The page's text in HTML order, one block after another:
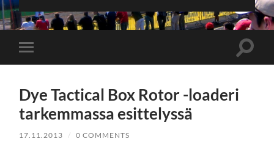
Toggle
mobile
Toggle
Dye Tactical Box Rotor -loaderi
tarkemmassa esittelyssä
17.11.2013 / 0 COMMENTS